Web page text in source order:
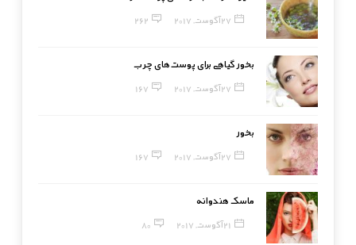
27 آگوست, 2017 262
بخور گیاهی برای پوست‌های چرب
27 آگوست, 2017 167
بخور
27 آگوست, 2017 167
ماسک هندوانه
21 آگوست, 2017 80